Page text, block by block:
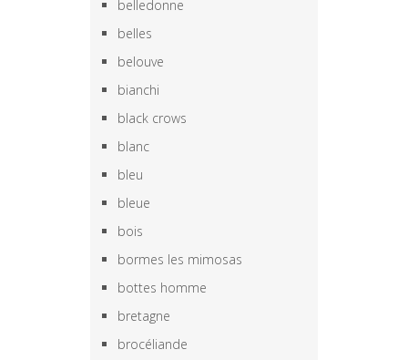
belledonne
belles
belouve
bianchi
black crows
blanc
bleu
bleue
bois
bormes les mimosas
bottes homme
bretagne
brocéliande